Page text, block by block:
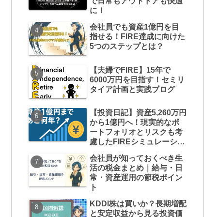
に！
会社員でも資産1億円を目
指せる！FIRE達成に向けた
5つのステップとは？
【夫婦でFIRE】15年で
6000万円を目指す！セミリ
タイア計画と実践ブログ
【投資日記】資産5,260万円
から1億円へ！現実的なポ
ートフォリオとリスクも考
慮したFIREシミュレーショ
会社員が知っておくべき生
活の税金まとめ｜給与・日
常・資産運用の節税ポイン
ト
KDDI株は買いか？長期増配
と安定収益から見る投資価